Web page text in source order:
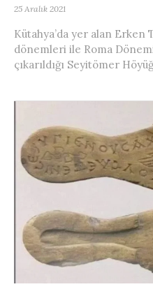
25 Aralık 2021
Kütahya’da yer alan Erken
dönemleri ile Roma
çıkarıldığı Seyitömer